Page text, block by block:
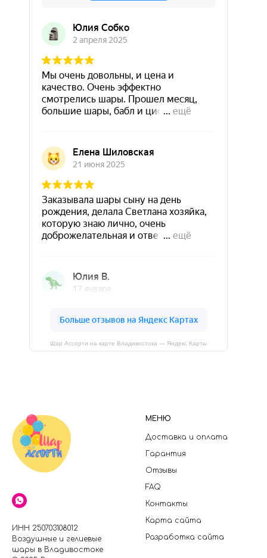
Шар Ассорти на карте Владивостока — Яндекс Карты
ИНН 250703108012
Воздушные и гелиевые
шары в Владивостоке
МЕНЮ
Доставка и оплата
Гарантия
Отзывы
FAQ
Контакты
Карта сайта
Разработка сайта